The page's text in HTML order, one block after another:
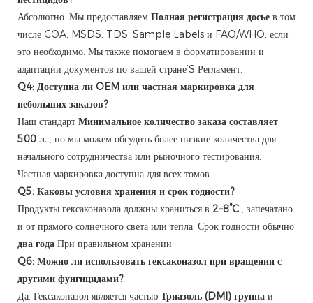
Абсолютно. Мы предоставляем Полная регистрация досье в том
числе COA, MSDS, TDS, Sample Labels и FAO/WHO, если
это необходимо. Мы также помогаем в форматировании и
адаптации документов по вашей стране’S Регламент.
Q4: Доступна ли OEM или частная маркировка для
небольших заказов?
Наш стандарт Минимальное количество заказа составляет
500 л. , но мы можем обсудить более низкие количества для
начального сотрудничества или рыночного тестирования.
Частная маркировка доступна для всех томов.
Q5: Каковы условия хранения и срок годности?
Продукты гексаконазола должны храниться в 2–8°C , запечатано
и от прямого солнечного света или тепла. Срок годности обычно
два года При правильном хранении.
Q6: Можно ли использовать гексаконазол при вращении с
другими фунгицидами?
Да. Гексаконазол является частью Триазоль (DMI) группа и